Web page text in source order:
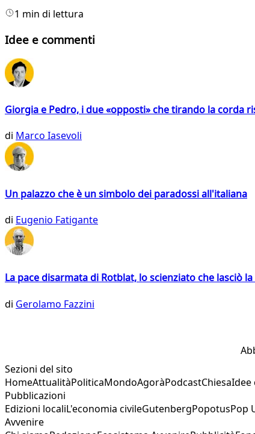
1 min di lettura
Idee e commenti
Giorgia e Pedro, i due «opposti» che tirando la corda
di Marco Iasevoli
Un palazzo che è un simbolo dei paradossi all'italiana
di Eugenio Fatigante
La pace disarmata di Rotblat, lo scienziato che lasciò
di Gerolamo Fazzini
Sezioni del sito
HomeAttualitàPoliticaMondoAgoràPodcastChiesaIdee
Pubblicazioni
Edizioni localiL'economia civileGutenbergPopotusPop
Avvenire